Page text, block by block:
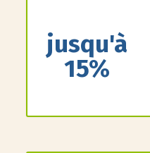
jusqu'à
15%